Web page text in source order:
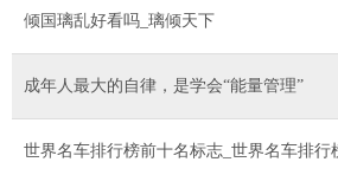
倾国璃乱好看吗_璃倾天下
成年人最大的自律，是学会“能量管理”
世界名车排行榜前十名标志_世界名车排行